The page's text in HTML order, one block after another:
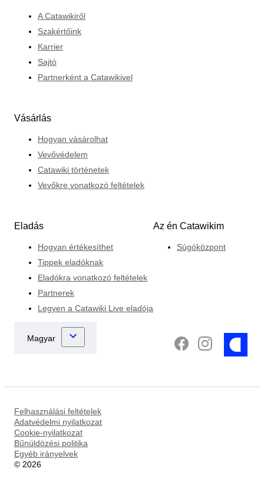
A Catawikiről
Szakértőink
Karrier
Sajtó
Partnerként a Catawikivel
Vásárlás
Hogyan vásárolhat
Vevővédelem
Catawiki történetek
Vevőkre vonatkozó feltételek
Eladás
Hogyan értékesíthet
Tippek eladóknak
Eladókra vonatkozó feltételek
Partnerek
Legyen a Catawiki Live eladója
Az én Catawikim
Súgóközpont
Felhasználási feltételek
Adatvédelmi nyilatkozat
Cookie-nyilatkozat
Bűnüldözési politika
Egyéb irányelvek
© 2026